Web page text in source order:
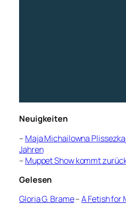
Neuigkeiten
– Maja Michailowna
Jahren
– Muppet Show kommt
Gelesen
Gloria G. Brame–A Fetish for